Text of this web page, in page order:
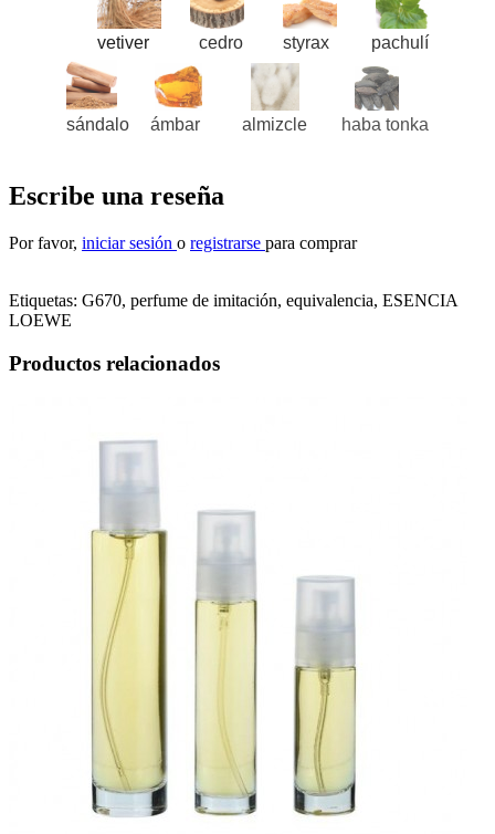
vetiver cedro styrax pachulí
sándalo ámbar almizcle haba tonka
Escribe una reseña
Por favor, iniciar sesión o registrarse para comprar
Etiquetas: G670, perfume de imitación, equivalencia, ESENCIA
LOEWE
Productos relacionados